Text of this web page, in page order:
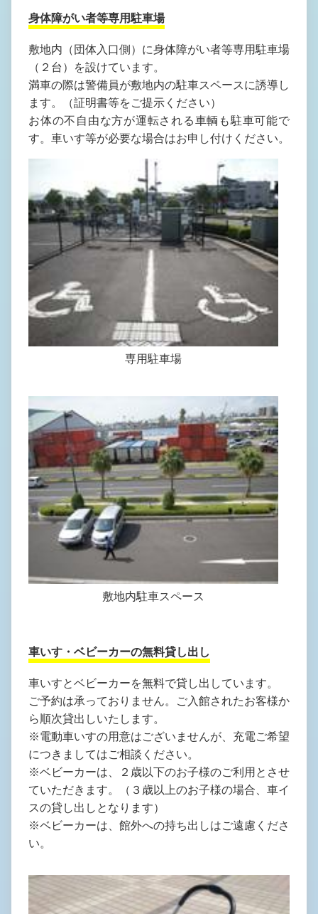
身体障がい者等専用駐車場
敷地内（団体入口側）に身体障がい者等専用駐車場
（２台）を設けています。
満車の際は警備員が敷地内の駐車スペースに誘導し
ます。（証明書等をご提示ください）
お体の不自由な方が運転される車輌も駐車可能で
す。車いす等が必要な場合はお申し付けください。
専用駐車場
敷地内駐車スペース
車いす・ベビーカーの無料貸し出し
車いすとベビーカーを無料で貸し出しています。
ご予約は承っておりません。ご入館されたお客様か
ら順次貸出しいたします。
※電動車いすの用意はございませんが、充電ご希望
につきましてはご相談ください。
※ベビーカーは、２歳以下のお子様のご利用とさせ
ていただきます。
（３歳以上のお子様の場合、車イ
スの貸し出しとなります）
※ベビーカーは、館外への持ち出しはご遠慮くださ
い。